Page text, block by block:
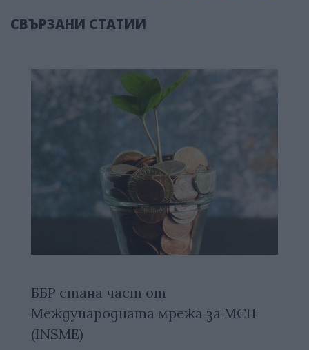
СВЪРЗАНИ СТАТИИ
ББР стана част от
Международната мрежа за МСП
(INSME)